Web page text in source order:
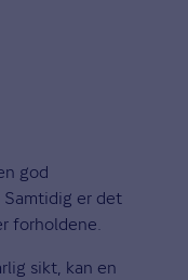
god
er det
forholdene.
sikt, kan en